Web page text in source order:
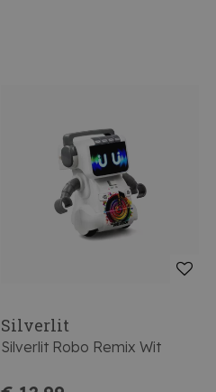
Silverlit
Silverlit Robo Remix Wit